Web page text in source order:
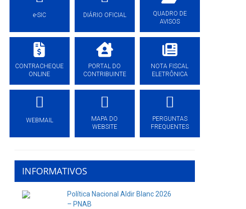
e-SIC DIÁRIO OFICIAL
QUADRO DE
AVISOS
CONTRACHEQUE
ONLINE
PORTAL DO
CONTRIBUINTE
NOTA FISCAL
ELETRÔNICA
WEBMAIL
MAPA DO
WEBSITE
PERGUNTAS
FREQUENTES
INFORMATIVOS
Política Nacional Aldir Blanc 2026
– PNAB